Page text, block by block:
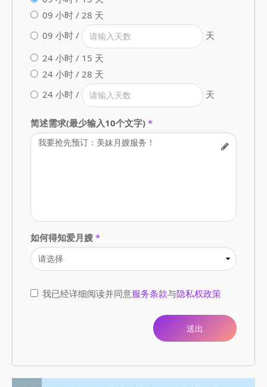
09 小时 / 28 天
09 小时 /
天
24 小时 / 15 天
24 小时 / 28 天
24 小时 /
天
简述需求(最少输入10个文字) *
如何得知爱月嫂 *
我已经详细阅读并同意服务条款与隐私权政策